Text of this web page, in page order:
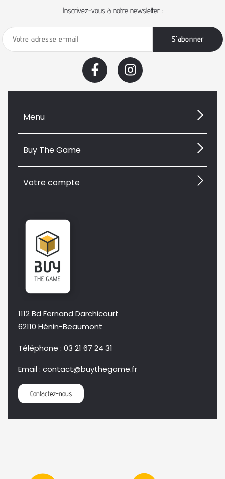
Inscrivez-vous à notre newsletter :
1112 Bd Fernand Darchicourt
62110 Hénin-Beaumont
Téléphone : 03 21 67 24 31
Email : contact@buythegame.fr
Contactez-nous
Menu
Buy The Game
Votre compte